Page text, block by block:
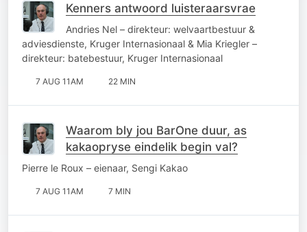
Kenners antwoord luisteraarsvrae
Andries Nel – direkteur: welvaartbestuur &
adviesdienste, Kruger Internasionaal & Mia Kriegler –
direkteur: batebestuur, Kruger Internasionaal
7 AUG 11AM 22 MIN
Waarom bly jou BarOne duur, as
kakaopryse eindelik begin val?
Pierre le Roux – eienaar, Sengi Kakao
7 AUG 11AM 7 MIN